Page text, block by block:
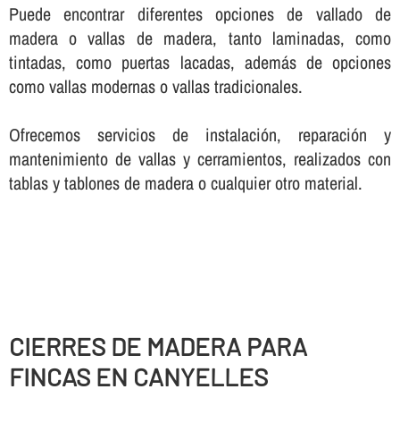
Puede encontrar diferentes opciones de vallado de
madera o vallas de madera, tanto laminadas, como
tintadas, como puertas lacadas, además de opciones
como vallas modernas o vallas tradicionales.
Ofrecemos servicios de instalación, reparación y
mantenimiento de vallas y cerramientos, realizados con
tablas y tablones de madera o cualquier otro material.
CIERRES DE MADERA PARA
FINCAS EN CANYELLES